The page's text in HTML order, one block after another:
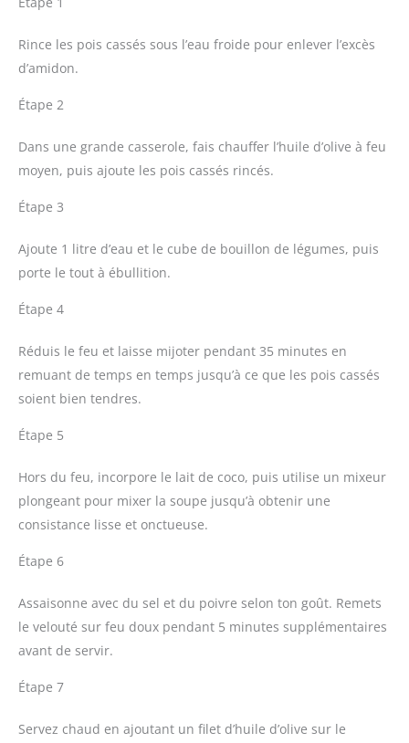
Rince les pois cassés sous l’eau froide pour enlever l’excès
d’amidon.
Étape 2
Dans une grande casserole, fais chauffer l’huile d’olive à feu
moyen, puis ajoute les pois cassés rincés.
Étape 3
Ajoute 1 litre d’eau et le cube de bouillon de légumes, puis
porte le tout à ébullition.
Étape 4
Réduis le feu et laisse mijoter pendant 35 minutes en
remuant de temps en temps jusqu’à ce que les pois cassés
soient bien tendres.
Étape 5
Hors du feu, incorpore le lait de coco, puis utilise un mixeur
plongeant pour mixer la soupe jusqu’à obtenir une
consistance lisse et onctueuse.
Étape 6
Assaisonne avec du sel et du poivre selon ton goût. Remets
le velouté sur feu doux pendant 5 minutes supplémentaires
avant de servir.
Étape 7
Servez chaud en ajoutant un filet d’huile d’olive sur le